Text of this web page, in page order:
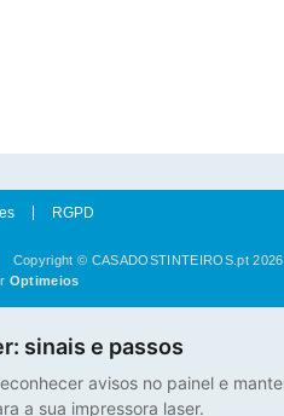
RGPD
Copyright © CASADOSTINTEIROS.pt 2026
Optimeios
sinais e passos
avisos no painel e
a sua impressora laser.